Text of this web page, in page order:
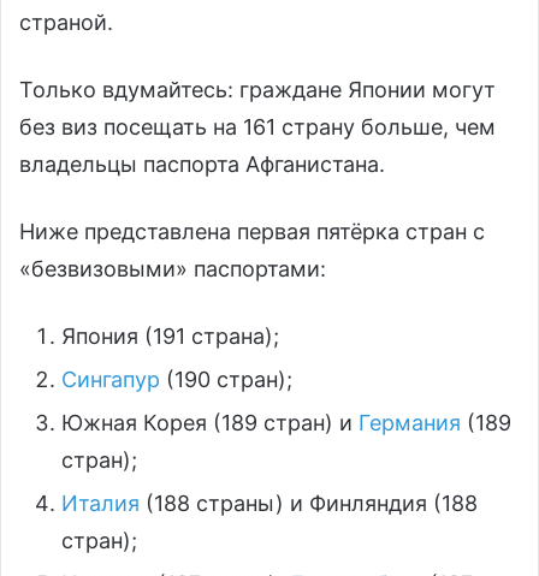
страной.
Только вдумайтесь: граждане Японии могут
без виз посещать на 161 страну больше, чем
владельцы паспорта Афганистана.
Ниже представлена первая пятёрка стран с
«безвизовыми» паспортами:
Япония (191 страна);
Сингапур (190 стран);
Южная Корея (189 стран) и Германия (189
стран);
Италия (188 страны) и Финляндия (188
стран);